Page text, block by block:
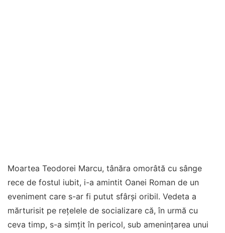
Moartea Teodorei Marcu, tânăra omorâtă cu sânge
rece de fostul iubit, i-a amintit Oanei Roman de un
eveniment care s-ar fi putut sfârși oribil. Vedeta a
mărturisit pe rețelele de socializare că, în urmă cu
ceva timp, s-a simțit în pericol, sub amenințarea unui